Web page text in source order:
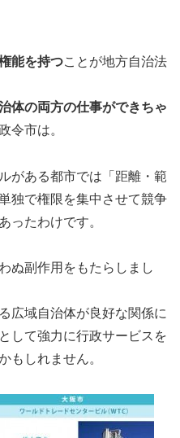
能を持つことが地方自治法
体の両方の仕事ができちゃ
令市は。
がある都市では「距離・範
独で権限を集中させて競争
ったわけです。
ぬ副作用をもたらしまし
広域自治体が良好な関係に
して強力に行政サービスを
もしれません。